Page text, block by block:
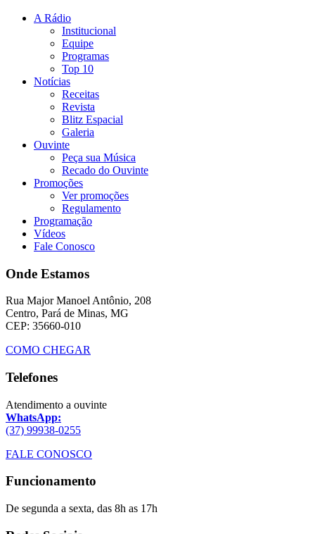
A Rádio
Institucional
Equipe
Programas
Top 10
Notícias
Receitas
Revista
Blitz Espacial
Galeria
Ouvinte
Peça sua Música
Recado do Ouvinte
Promoções
Ver promoções
Regulamento
Programação
Vídeos
Fale Conosco
Onde Estamos
Rua Major Manoel Antônio, 208
Centro, Pará de Minas, MG
CEP: 35660-010
COMO CHEGAR
Telefones
Atendimento a ouvinte
WhatsApp:
(37) 99938-0255
FALE CONOSCO
Funcionamento
De segunda a sexta, das 8h as 17h